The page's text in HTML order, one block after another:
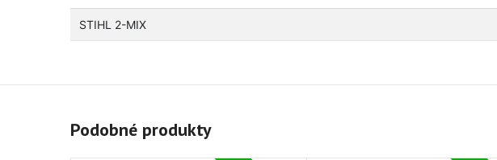
STIHL 2-MIX
Podobné produkty